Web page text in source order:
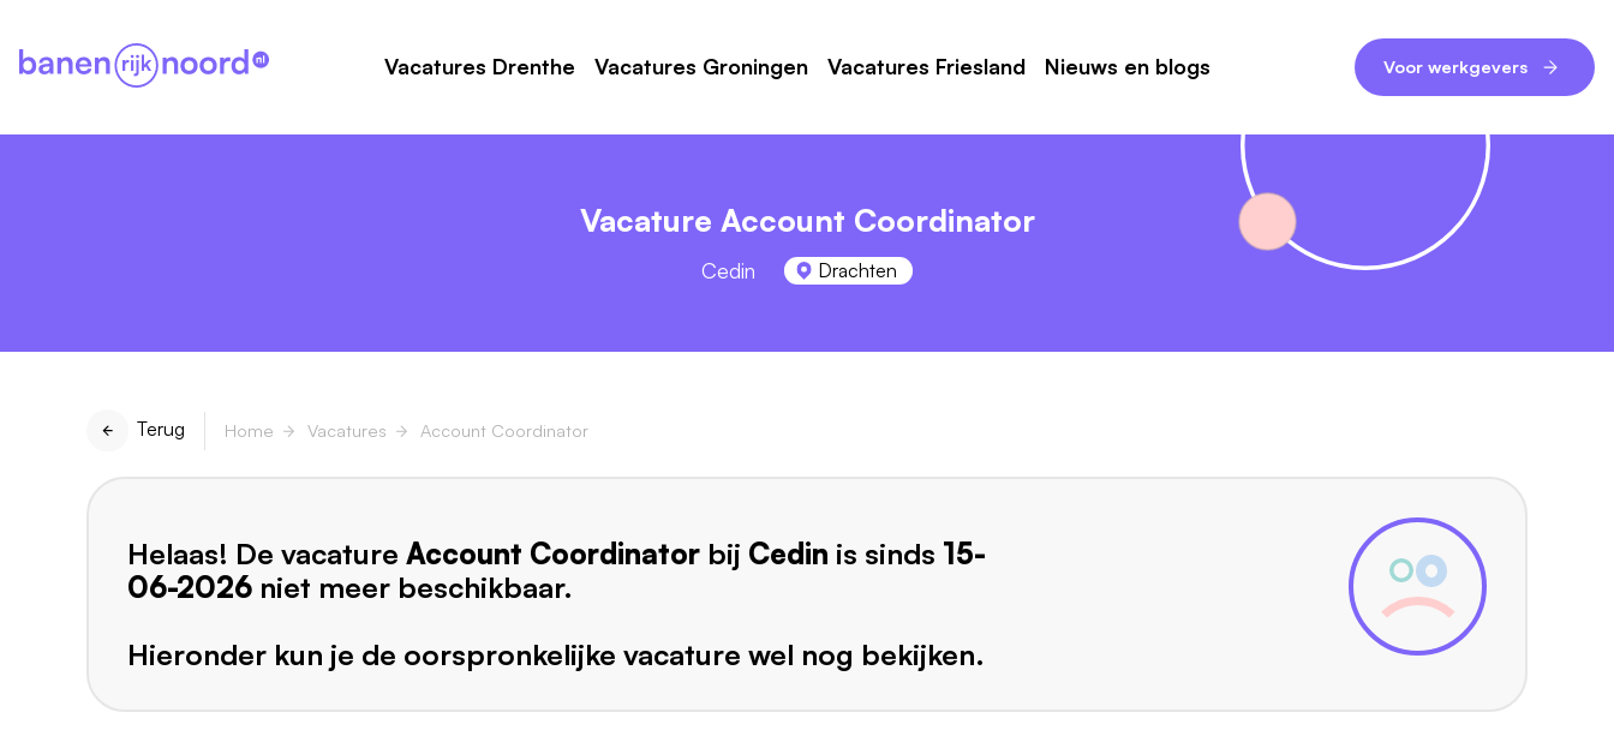
Vacatures Drenthe Vacatures Groningen Vacatures Friesland Nieuws en blogs Voor werkgevers
Vacature Account Coordinator
Cedin Drachten
Terug Home Vacatures Account Coordinator
Helaas! De vacature Account Coordinator bij Cedin is sinds 15-
06-2026 niet meer beschikbaar.
Hieronder kun je de oorspronkelijke vacature wel nog bekijken.